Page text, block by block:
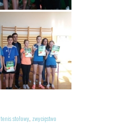
tenis stołowy zwycięstwo